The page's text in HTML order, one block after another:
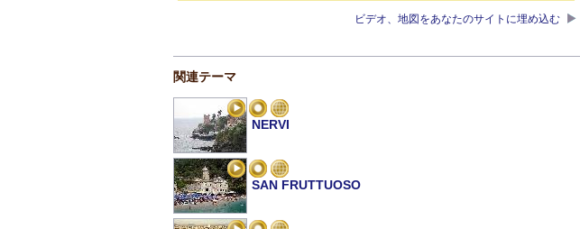
ビデオ、地図をあなたのサイトに埋め込む
関連テーマ
NERVI
SAN FRUTTUOSO